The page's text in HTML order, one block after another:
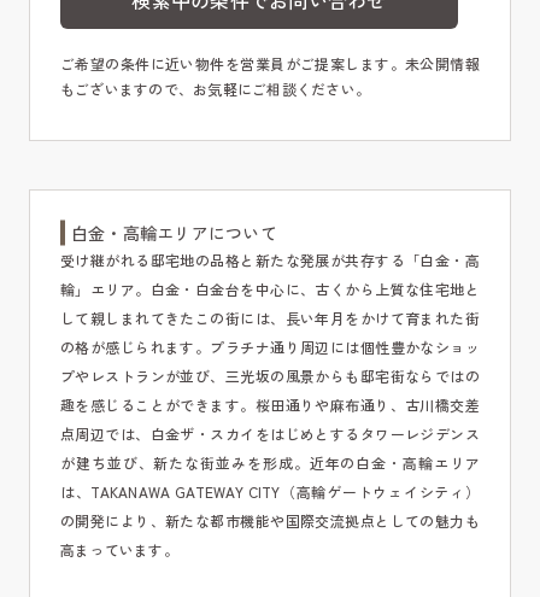
ご希望の条件に近い物件を営業員がご提案します。未公開情報
もございますので、お気軽にご相談ください。
白金・高輪エリアについて
受け継がれる邸宅地の品格と新たな発展が共存する「白金・高
輪」エリア。白金・白金台を中心に、古くから上質な住宅地と
して親しまれてきたこの街には、長い年月をかけて育まれた街
の格が感じられます。プラチナ通り周辺には個性豊かなショッ
プやレストランが並び、三光坂の風景からも邸宅街ならではの
趣を感じることができます。桜田通りや麻布通り、古川橋交差
点周辺では、白金ザ・スカイをはじめとするタワーレジデンス
が建ち並び、新たな街並みを形成。近年の白金・高輪エリア
は、TAKANAWA GATEWAY CITY（高輪ゲートウェイシティ）
の開発により、新たな都市機能や国際交流拠点としての魅力も
高まっています。